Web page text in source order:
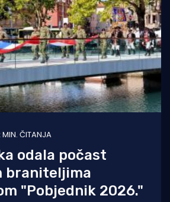
MIN. ČITANJA
odala počast
braniteljima
"Pobjednik 2026."